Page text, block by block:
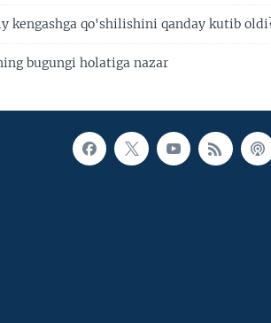
kengashga qo'shilishini qanday kutib
bugungi holatiga nazar